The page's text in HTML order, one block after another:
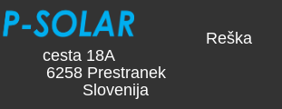
Reška
cesta 18A
6258 Prestranek
Slovenija